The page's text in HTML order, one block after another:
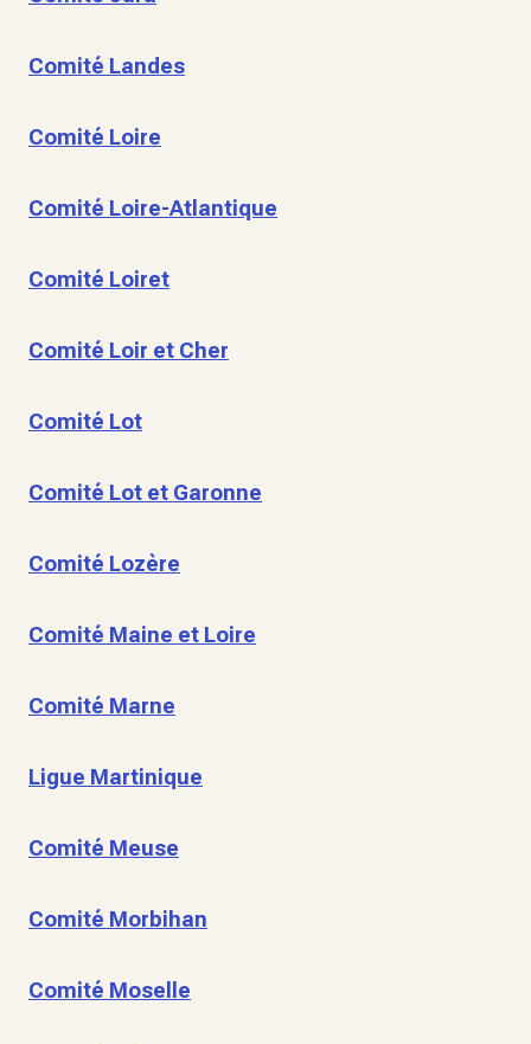
Comité Landes
Comité Loire
Comité Loire-Atlantique
Comité Loiret
Comité Loir et Cher
Comité Lot
Comité Lot et Garonne
Comité Lozère
Comité Maine et Loire
Comité Marne
Ligue Martinique
Comité Meuse
Comité Morbihan
Comité Moselle